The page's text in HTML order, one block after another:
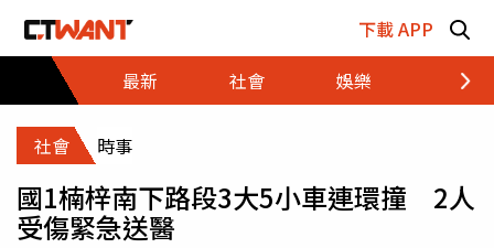
下載 APP
最新
社會 娛樂 財經
社會 時事
國1楠梓南下路段3大5小車連環撞 2人
受傷緊急送醫